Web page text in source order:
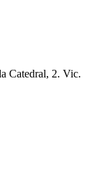
Catedral, 2. Vic.